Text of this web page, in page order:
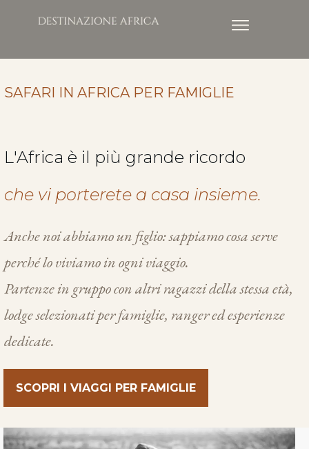
SAFARI IN AFRICA PER FAMIGLIE
L'Africa è il più grande ricordo
che vi porterete a casa insieme.
Anche noi abbiamo un figlio: sappiamo cosa serve
perché lo viviamo in ogni viaggio.
Partenze in gruppo con altri ragazzi della stessa età,
lodge selezionati per famiglie, ranger ed esperienze
dedicate.
SCOPRI I VIAGGI PER FAMIGLIE